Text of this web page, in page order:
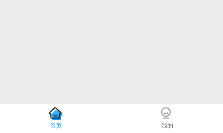
首页 我的